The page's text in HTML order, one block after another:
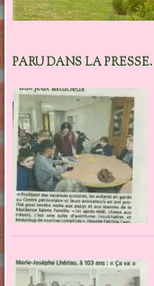
PARU DANS LA PRESSE.